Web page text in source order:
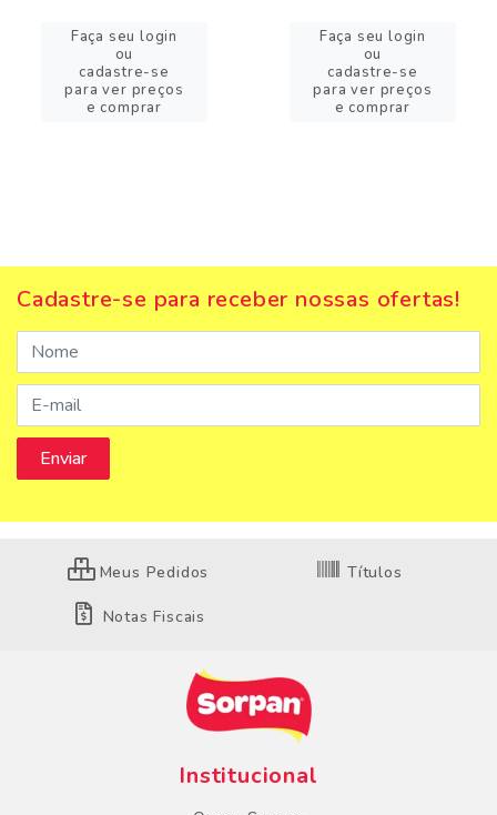
Faça seu login
ou
cadastre-se
para ver preços
e comprar
Faça seu login
ou
cadastre-se
para ver preços
e comprar
Cadastre-se para receber nossas ofertas!
Meus Pedidos Títulos
Notas Fiscais
Institucional